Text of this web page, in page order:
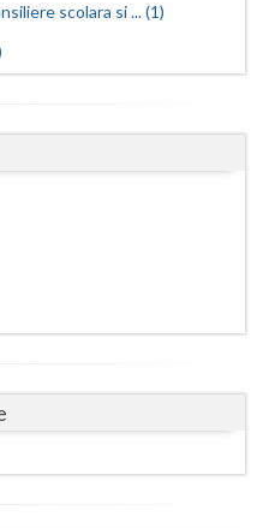
scolara si ... (1)